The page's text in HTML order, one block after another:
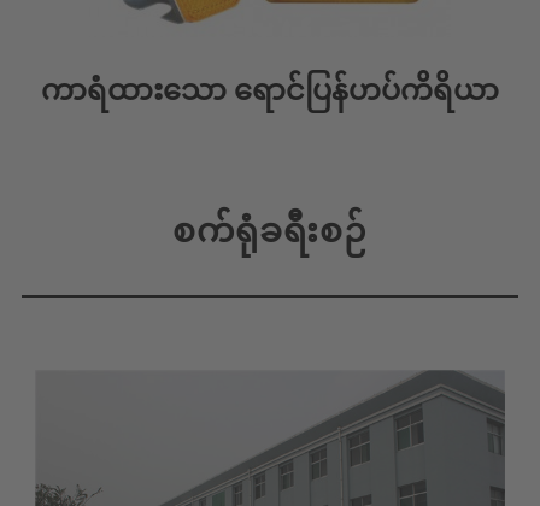
ကာရံထားသော ရောင်ပြန်ဟပ်ကိရိယာ
စက်ရုံခရီးစဉ်